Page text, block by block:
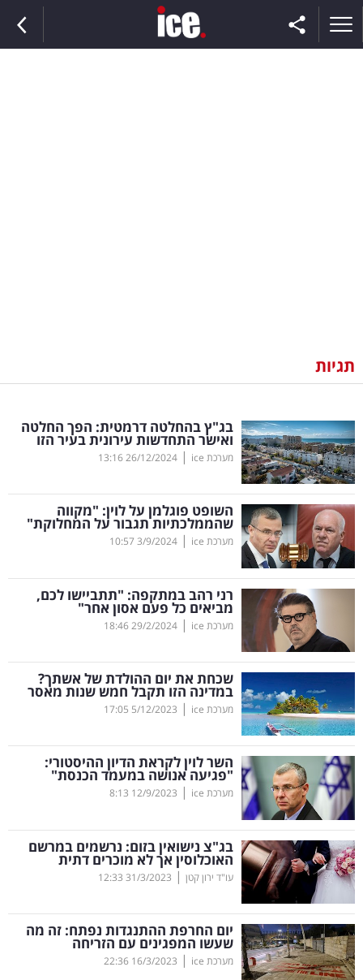
וצרכנות
דיגיטל
וטק
שיווק
ופרסום
משפט
מדדים
ומחקרים
דעות
רכילות
עסקית
קריפטו
ויראלי
טלוויזיה
עסקי
ספורט
קריירה
ולימודים
תגיות
בג"ץ בהחלטה דרמטית: הפך החלטה
ואישר התחדשות עירונית בעיר הזו
מערכת ice |
26/12/2024
13:16
השופט פוגלמן על לוין: "מקווה
שהממלכתיות תגבור על המחלוקת"
מערכת ice |
3/9/2024
10:57
רני רהב במתקפה: "תתביישו לכם,
מביאים כל פעם אסון אחר"
מערכת ice |
29/2/2024
18:46
שכחת את יום ההולדת של אשתך?
במדינה הזו תקבל חמש שנות מאסר
מערכת ice |
5/12/2023
17:05
השר לוין לקראת הדיון ההיסטורי:
"פגיעה אנושה במעמד הכנסת"
מערכת ice |
12/9/2023
8:13
בג"צ נישואין בזום: נרשמים במרשם
האוכלוסין אך לא מוכרים דתית
עו"ד ירון קטן |
31/3/2023
12:33
יום החרפת ההתנגדות נפתח: זה מה
שעשו המפגינים עם הזריחה
מערכת ice |
16/3/2023
22:36